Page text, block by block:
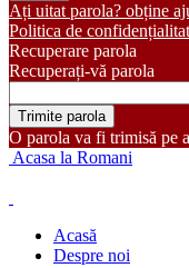
Ați uitat parola? obține
Politica de
Recuperare parola
Recuperați-vă parola
O parola va fi trimisă pe
Acasa la Romani
Acasă
Despre noi